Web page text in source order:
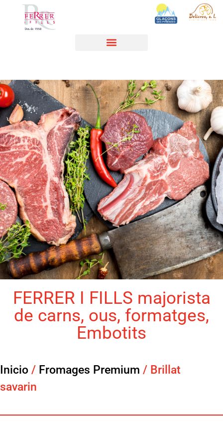
FERRER I FILLS majorista
de carns, ous, formatges,
Embotits
Inicio / Fromages Premium / Brillat
savarin